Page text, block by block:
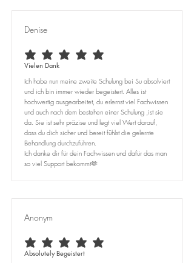
Denise
durchschnittliches Rating ist 5 von 5
Vielen Dank
Ich habe nun meine zweite Schulung bei Su absolviert
und ich bin immer wieder begeistert. Alles ist
hochwertig ausgearbeitet, du erlernst viel Fachwissen
und auch nach dem bestehen einer Schulung ,ist sie
da. Sie ist sehr präzise und legt viel Wert darauf,
dass du dich sicher und bereit fühlst die gelernte
Behandlung durchzuführen.
Ich danke dir für dein Fachwissen und dafür das man
so viel Support bekommt🫶
Anonym
durchschnittliches Rating ist 5 von 5
Absolutely Begeistert